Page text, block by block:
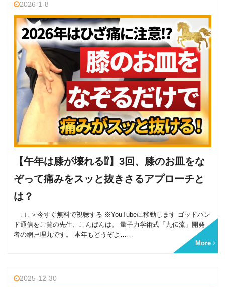
2026-1-8
【午年は膝が壊れる⁉】3回、膝のお皿をな
ぞって痛みをスッと抜きさるアプローチと
は？
↓↓↓＞今すぐ無料で視聴する ※YouTubeに移動します ゴッドハン
ド通信をご覧の先生、こんばんは。 量子力学術式「九伝流」開発
者の網戸理九です。 本年もどうぞよ……
More
2025-12-30